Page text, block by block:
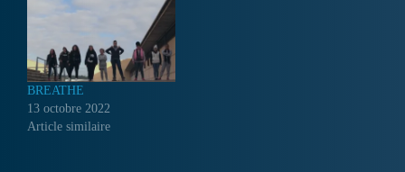
BREATHE
13 octobre 2022
Article similaire